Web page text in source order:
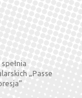
„Passe